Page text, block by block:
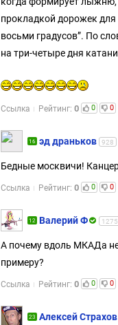
прокладкой дорожек для
восьми градусов”. По
на три-четыре дня
Ссылка Рейтинг: 0 0 0
16 эд драньков 928
Бедные москвичи!
Ссылка Рейтинг: 0 0 0
12 Валерий Ф
А почему вдоль МКАДа
примеру?
Ссылка Рейтинг: 0 0 0
23 Алексей Страхов